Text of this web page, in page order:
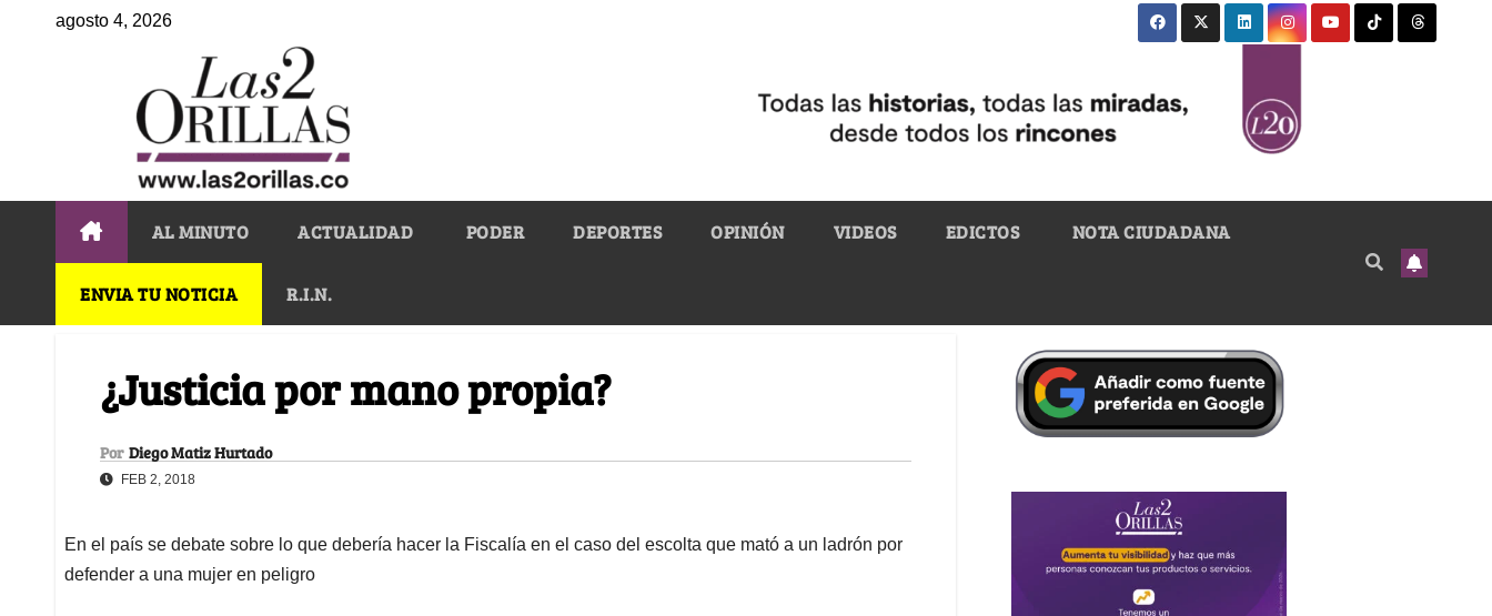
agosto 4, 2026
AL MINUTO ACTUALIDAD PODER DEPORTES OPINIÓN VIDEOS EDICTOS NOTA CIUDADANA
ENVIA TU NOTICIA R.I.N.
¿Justicia por mano propia?
Por Diego Matiz Hurtado
FEB 2, 2018
En el país se debate sobre lo que debería hacer la Fiscalía en el caso del escolta que mató a un ladrón por
defender a una mujer en peligro